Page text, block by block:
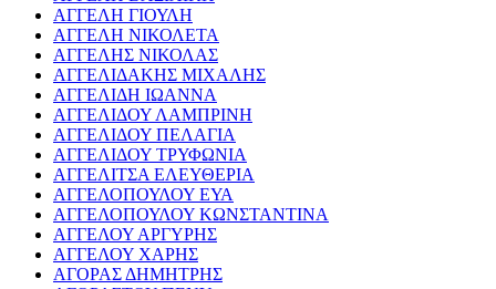
ΑΓΓΕΛΗ ΓΙΟΥΛΗ
ΑΓΓΕΛΗ ΝΙΚΟΛΕΤΑ
ΑΓΓΕΛΗΣ ΝΙΚΟΛΑΣ
ΑΓΓΕΛΙΔΑΚΗΣ ΜΙΧΑΛΗΣ
ΑΓΓΕΛΙΔΗ ΙΩΑΝΝΑ
ΑΓΓΕΛΙΔΟΥ ΛΑΜΠΡΙΝΗ
ΑΓΓΕΛΙΔΟΥ ΠΕΛΑΓΙΑ
ΑΓΓΕΛΙΔΟΥ ΤΡΥΦΩΝΙΑ
ΑΓΓΕΛΙΤΣΑ ΕΛΕΥΘΕΡΙΑ
ΑΓΓΕΛΟΠΟΥΛΟΥ ΕΥΑ
ΑΓΓΕΛΟΠΟΥΛΟΥ ΚΩΝΣΤΑΝΤΙΝΑ
ΑΓΓΕΛΟΥ ΑΡΓΥΡΗΣ
ΑΓΓΕΛΟΥ ΧΑΡΗΣ
ΑΓΟΡΑΣ ΔΗΜΗΤΡΗΣ